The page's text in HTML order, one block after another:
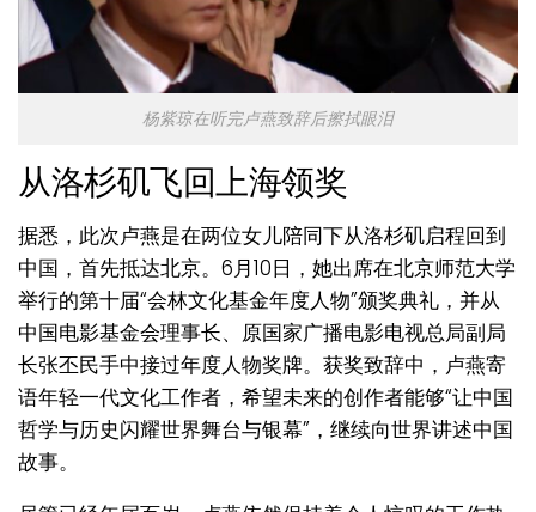
杨紫琼在听完卢燕致辞后擦拭眼泪
从洛杉矶飞回上海领奖
据悉，此次卢燕是在两位女儿陪同下从洛杉矶启程回到
中国，首先抵达北京。6月10日，她出席在北京师范大学
举行的第十届“会林文化基金年度人物”颁奖典礼，并从
中国电影基金会理事长、原国家广播电影电视总局副局
长张丕民手中接过年度人物奖牌。获奖致辞中，卢燕寄
语年轻一代文化工作者，希望未来的创作者能够“让中国
哲学与历史闪耀世界舞台与银幕”，继续向世界讲述中国
故事。